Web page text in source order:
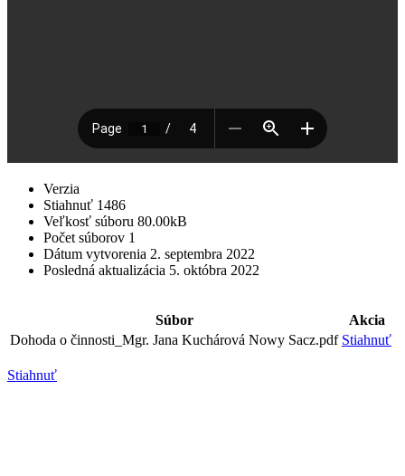
Verzia
Stiahnuť 1486
Veľkosť súboru 80.00kB
Počet súborov 1
Dátum vytvorenia 2. septembra 2022
Posledná aktualizácia 5. októbra 2022
Súbor
Akcia
Dohoda o činnosti_Mgr. Jana Kuchárová Nowy Sacz.pdf Stiahnuť
Stiahnuť